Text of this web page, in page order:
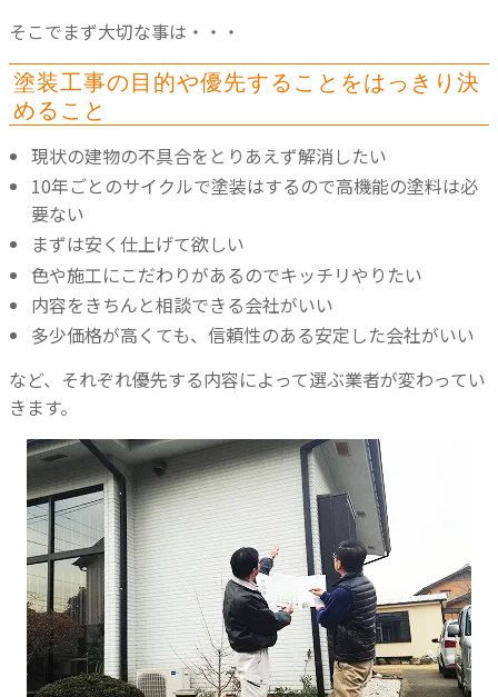
そこでまず大切な事は・・・
塗装工事の目的や優先することをはっきり決
めること
現状の建物の不具合をとりあえず解消したい
10年ごとのサイクルで塗装はするので高機能の塗料は必
要ない
まずは安く仕上げて欲しい
色や施工にこだわりがあるのでキッチリやりたい
内容をきちんと相談できる会社がいい
多少価格が高くても、信頼性のある安定した会社がいい
など、それぞれ優先する内容によって選ぶ業者が変わってい
きます。